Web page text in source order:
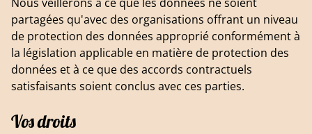
partagées qu'avec des organisations offrant un niveau
de protection des données approprié conformément à
la législation applicable en matière de protection des
données et à ce que des accords contractuels
satisfaisants soient conclus avec ces parties.
Vos droits